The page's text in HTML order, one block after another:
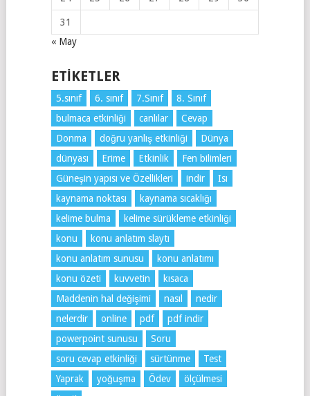
31
« May
ETIKETLER
5.sınıf 6. sınıf 7.Sınıf
8. Sınıf
bulmaca etkinliği
canlılar
Cevap
Donma
doğru yanlış etkinliği
Dünya
dünyası
Erime Etkinlik
Fen bilimleri
Güneşin yapısı ve Özellikleri
indir
Isı
kaynama noktası
kaynama sıcaklığı
kelime bulma
kelime sürükleme etkinliği
konu
konu anlatım slaytı
konu anlatım sunusu
konu anlatımı
konu özeti
kuvvetin
kısaca
Maddenin hal değişimi
nasıl
nedir
nelerdir
online pdf
pdf indir
powerpoint sunusu
Soru
soru cevap etkinliği
sürtünme
Test
Yaprak
yoğuşma Ödev
ölçülmesi